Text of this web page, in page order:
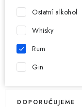
Obchodní podmínky
Kontakty
Ostatní alkohol
Whisky
Rum
Gin
V
Ř
DOPORUČUJEME